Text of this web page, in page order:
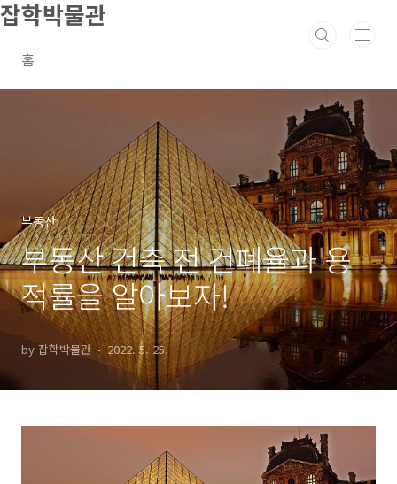
본문 바로가기
잡학박물관
홈
부동산
부동산 건축 전 건폐율과 용
적률을 알아보자!
by 잡학박물관 2022. 5. 25.